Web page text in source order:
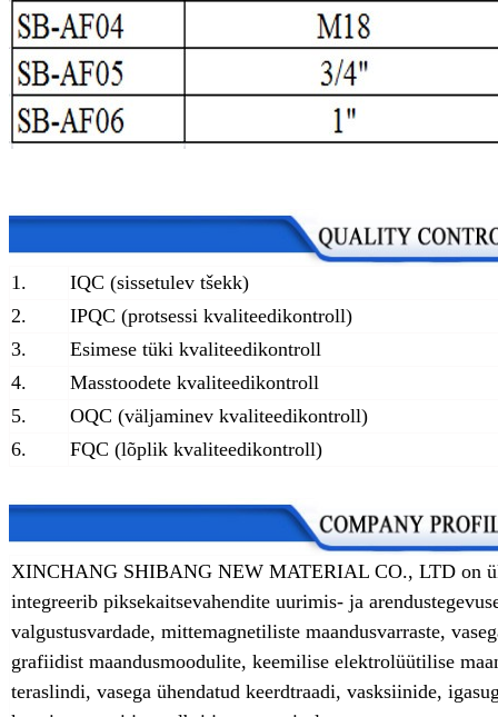
1.
IQC (sissetulev tšekk)
2.
IPQC (protsessi kvaliteedikontroll)
3.
Esimese tüki kvaliteedikontroll
4.
Masstoodete kvaliteedikontroll
5.
OQC (väljaminev kvaliteedikontroll)
6.
FQC (lõplik kvaliteedikontroll)
XINCHANG SHIBANG NEW MATERIAL CO., LTD on
integreerib piksekaitsevahendite uurimis- ja
valgustusvardade, mittemagnetiliste maandusvarraste,
grafiidist maandusmoodulite, keemilise elektrolüütilise
teraslindi, vasega ühendatud keerdtraadi, vasksiinide,